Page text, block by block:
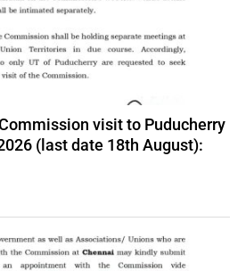
visit to Puducherry
(last date 18th August):